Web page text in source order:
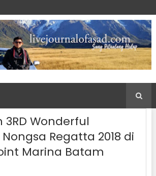
3RD Wonderful
Regatta 2018 di
Marina Batam